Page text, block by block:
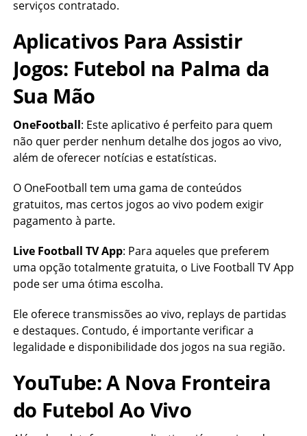
serviços contratado.
Aplicativos Para Assistir
Jogos: Futebol na Palma da
Sua Mão
OneFootball: Este aplicativo é perfeito para quem
não quer perder nenhum detalhe dos jogos ao vivo,
além de oferecer notícias e estatísticas.
O OneFootball tem uma gama de conteúdos
gratuitos, mas certos jogos ao vivo podem exigir
pagamento à parte.
Live Football TV App: Para aqueles que preferem
uma opção totalmente gratuita, o Live Football TV App
pode ser uma ótima escolha.
Ele oferece transmissões ao vivo, replays de partidas
e destaques. Contudo, é importante verificar a
legalidade e disponibilidade dos jogos na sua região.
YouTube: A Nova Fronteira
do Futebol Ao Vivo